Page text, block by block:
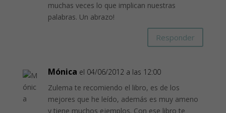
muchas veces lo que implican nuestras
palabras. Un abrazo!
Responder
Mónica el 04/06/2012 a las 12:00
Zulema te recomiendo el libro, es de los
mejores que he leído, además es muy ameno
y tiene muchos ejemplos. Con ese libro te